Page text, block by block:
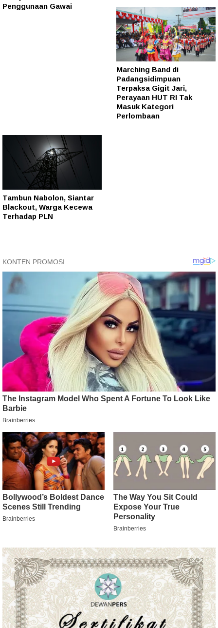
Penggunaan Gawai
Marching Band di
Padangsidimpuan
Terpaksa Gigit Jari,
Perayaan HUT RI Tak
Masuk Kategori
Perlombaan
Tambun Nabolon, Siantar
Blackout, Warga Kecewa
Terhadap PLN